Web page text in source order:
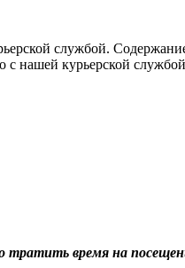
службой.
с нашей курьерской
время на